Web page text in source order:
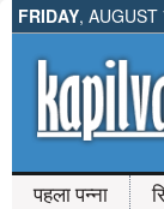
FRIDAY, AUGUST
पहला पन्ना